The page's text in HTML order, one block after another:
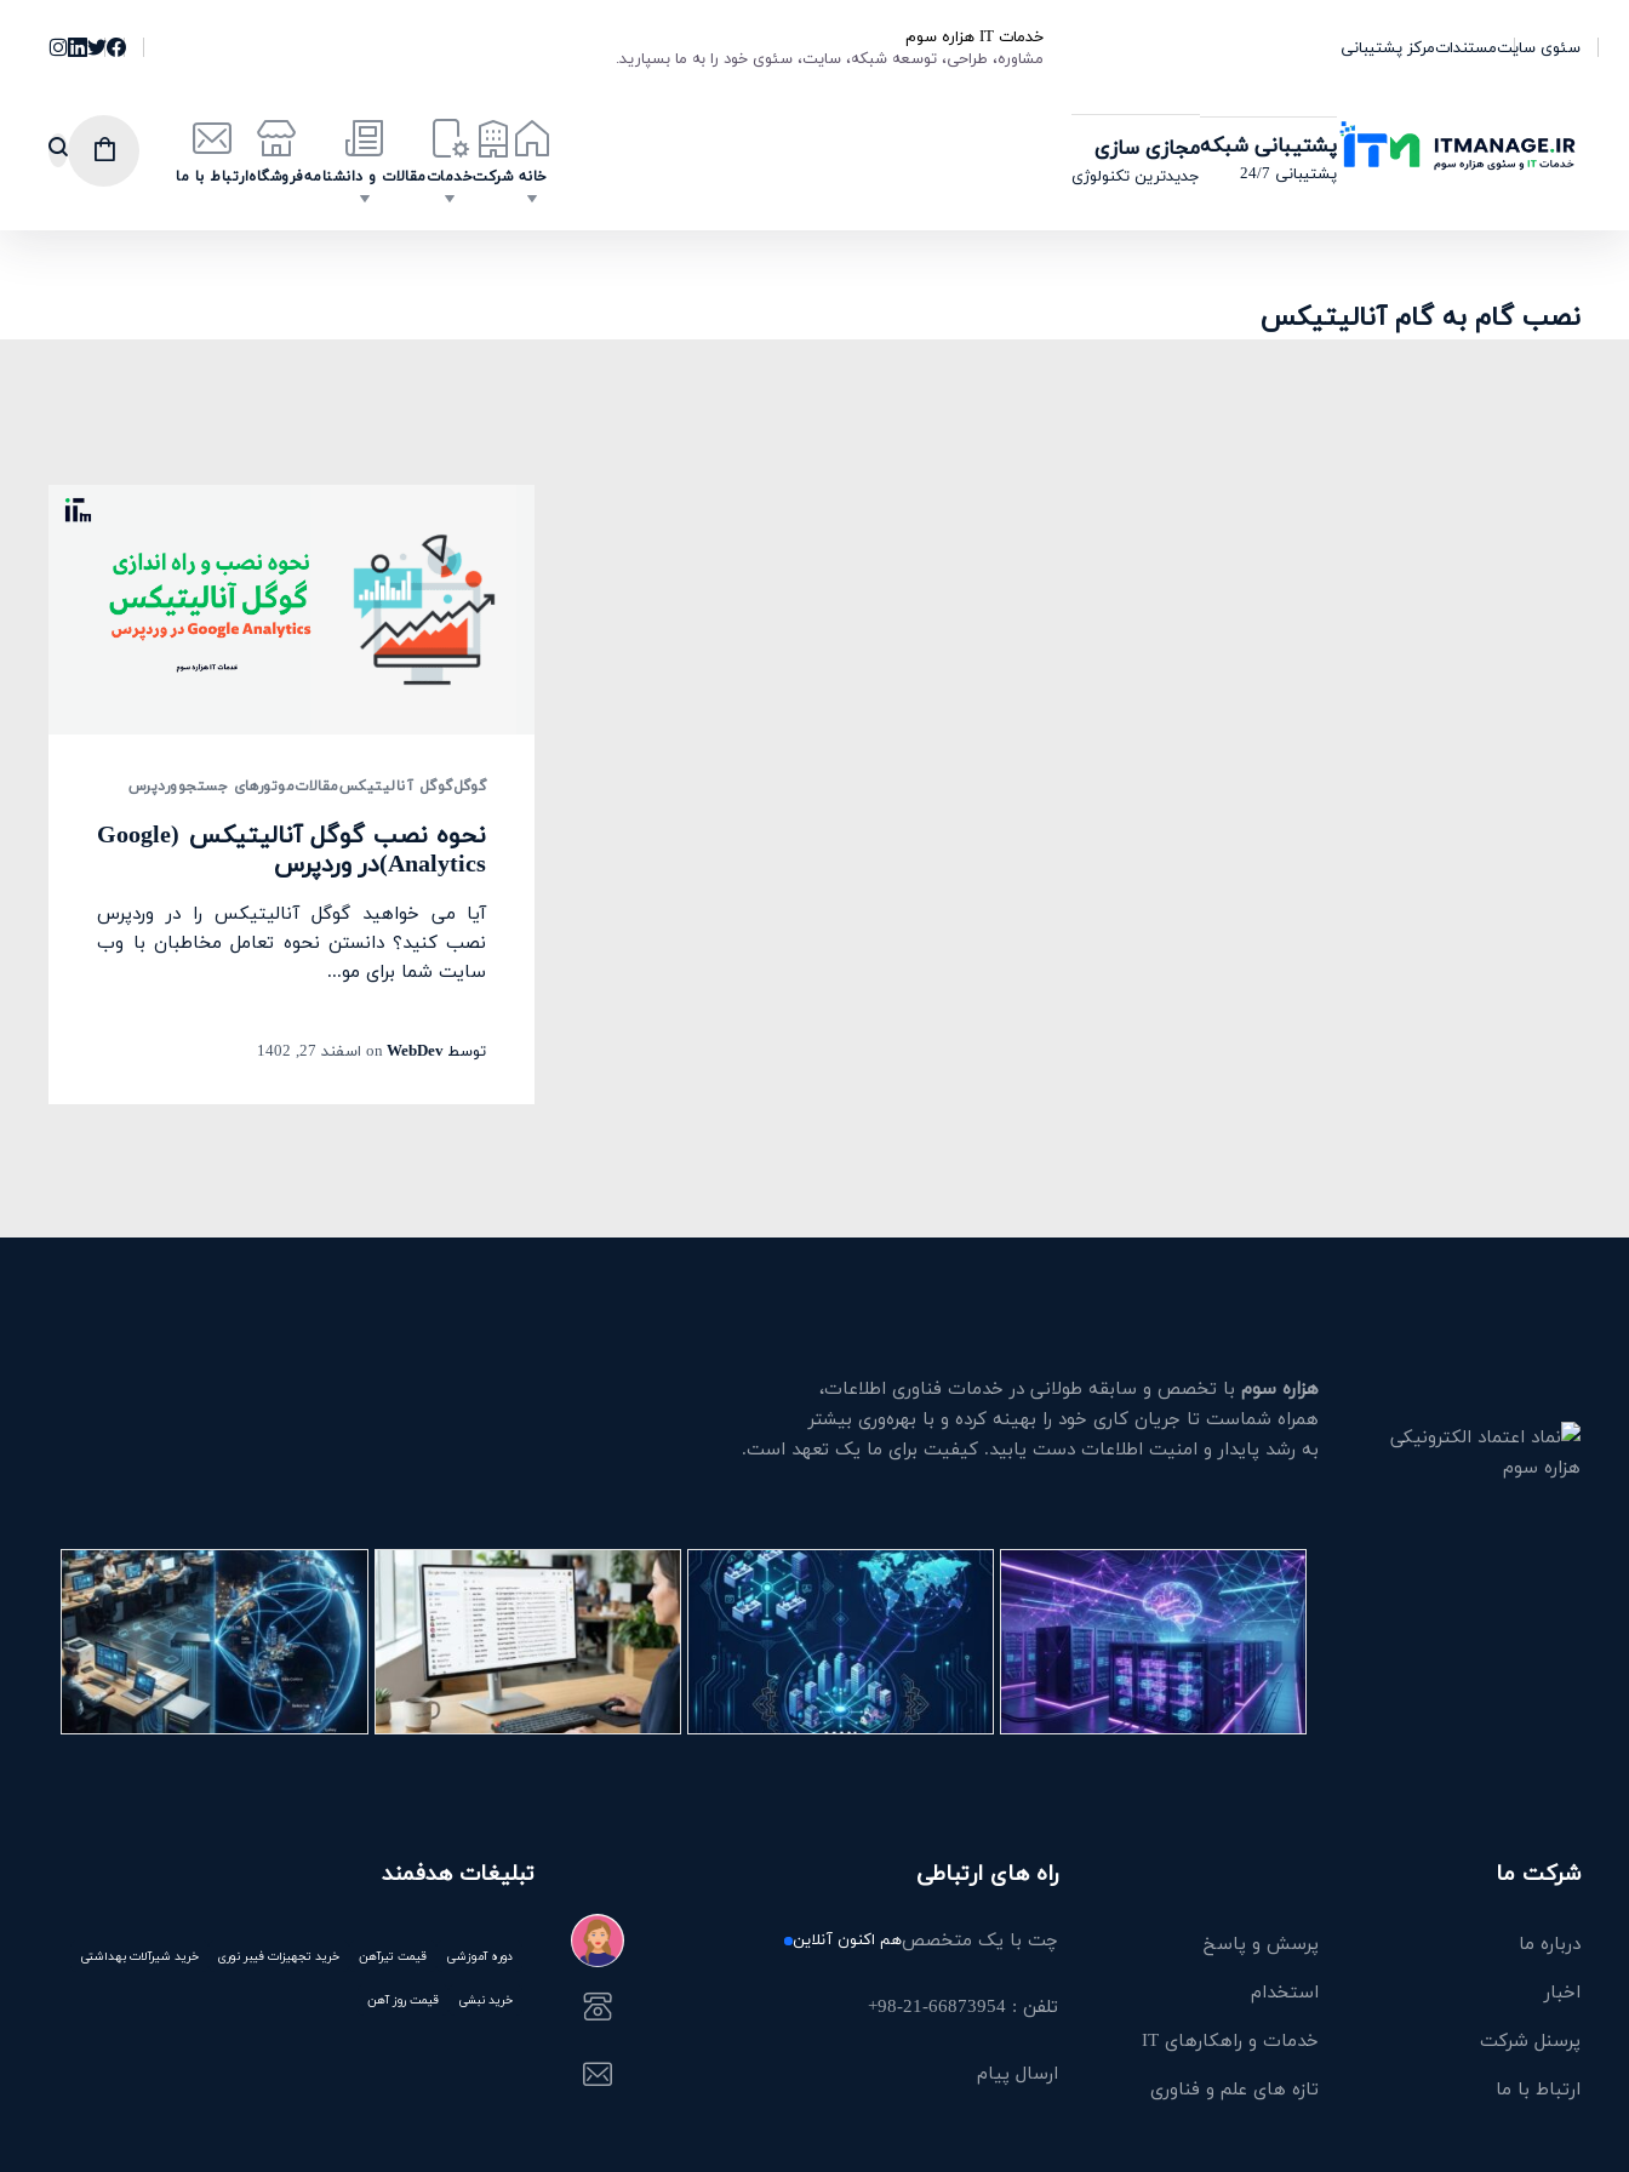
خدمات IT هزاره سوم
مشاوره، طراحی، توسعه شبکه، سایت، سئوی خود را به ما بسپارید.
سئوی سایتمستنداتمرکز پشتیبانی
خانه شرکتخدماتمقالات و دانشنامهفروشگاهارتباط با ما
پشتیبانی شبکه
پشتیبانی 24/7
مجازی سازی
جدیدترین تکنولوژی
نصب گام به گام آنالیتیکس
گوگلگوگل آنالیتیکسمقالاتموتورهای جستجووردپرس
نحوه نصب گوگل آنالیتیکس (Google
Analytics)در وردپرس
آیا می خواهید گوگل آنالیتیکس را در وردپرس
نصب کنید؟ دانستن نحوه تعامل مخاطبان با وب
سایت شما برای مو...
توسطWebDev
on اسفند 27, 1402
هزاره سومبا تخصص و سابقه طولانی در خدمات فناوری اطلاعات،
همراه شماست تا جریان کاری خود را بهینه کرده و با بهره‌وری بیشتر
به رشد پایدار و امنیت اطلاعات دست یابید. کیفیت برای ما یک تعهد است.
شرکت ما
درباره ما
پرسش و پاسخ
اخبار
استخدام
پرسنل شرکت
خدمات و راهکارهای IT
ارتباط با ما
تازه های علم و فناوری
راه های ارتباطی
چت با یک متخصصهم اکنون آنلاین
تلفن : 66873954-21-98+
ارسال پیام
تبلیغات هدفمند
دوره آموزشی قیمت تیرآهن خرید تجهیزات فیبر نوری خرید شیرآلات بهداشتی
خرید نبشی قیمت روز آهن